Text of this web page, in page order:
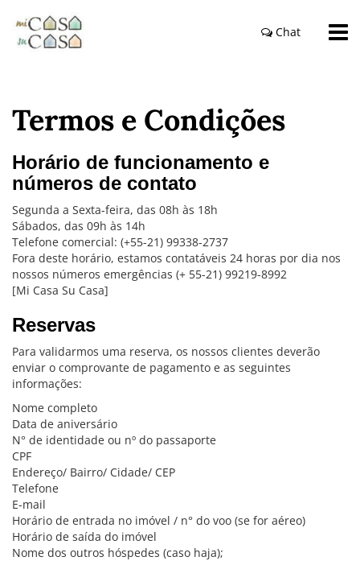
Chat
Termos e Condições
Horário de funcionamento e
números de contato
Segunda a Sexta-feira, das 08h às 18h
Sábados, das 09h às 14h
Telefone comercial: (+55-21) 99338-2737
Fora deste horário, estamos contatáveis 24 horas por dia nos
nossos números emergências (+ 55-21) 99219-8992
[Mi Casa Su Casa]
Reservas
Para validarmos uma reserva, os nossos clientes deverão
enviar o comprovante de pagamento e as seguintes
informações:
Nome completo
Data de aniversário
N° de identidade ou nº do passaporte
CPF
Endereço/ Bairro/ Cidade/ CEP
Telefone
E-mail
Horário de entrada no imóvel / n° do voo (se for aéreo)
Horário de saída do imóvel
Nome dos outros hóspedes (caso haja);